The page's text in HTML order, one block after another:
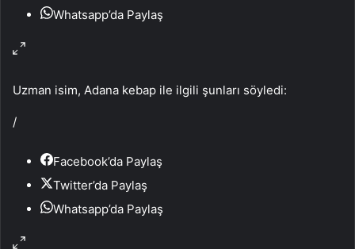
Whatsapp’da Paylaş
Uzman isim, Adana kebap ile ilgili şunları söyledi:
/
Facebook’da Paylaş
Twitter’da Paylaş
Whatsapp’da Paylaş